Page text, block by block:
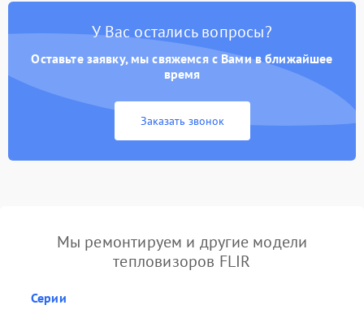
У Вас остались вопросы?
Оставьте заявку, мы свяжемся с Вами в ближайшее
время
Заказать звонок
Мы ремонтируем и другие модели
тепловизоров FLIR
Серии